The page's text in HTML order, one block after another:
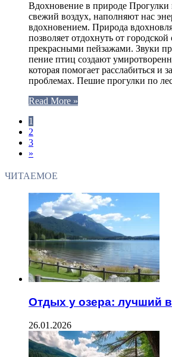
Вдохновение в природе Прогулки
свежий воздух, наполняют нас
вдохновением. Природа
позволяет отдохнуть от
прекрасными пейзажами. Звуки
пение птиц создают
которая помогает расслабиться и
проблемах. Пешие прогулки по
Read More »
1
2
3
»
ЧИТАЕМОЕ
Отдых у озера: лучший
26.01.2026